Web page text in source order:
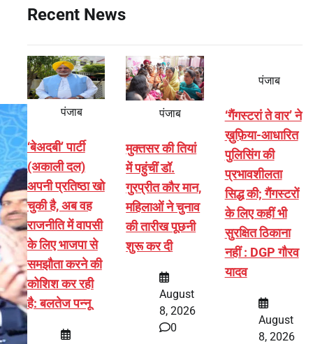
Recent News
पंजाब
‘बेअदबी’ पार्टी
(अकाली दल)
अपनी प्रतिष्ठा खो
चुकी है, अब वह
राजनीति में वापसी
के लिए भाजपा से
समझौता करने की
कोशिश कर रही
है: बलतेज पन्नू
पंजाब
मुक्तसर की तियां
में पहुंचीं डॉ.
गुरप्रीत कौर मान,
महिलाओं ने चुनाव
की तारीख पूछनी
शुरू कर दी
August
8, 2026
0
पंजाब
‘गैंगस्टरां ते वार’ ने
ख़ुफ़िया-आधारित
पुलिसिंग की
प्रभावशीलता
सिद्ध की; गैंगस्टरों
के लिए कहीं भी
सुरक्षित ठिकाना
नहीं : DGP गौरव
यादव
August
8, 2026